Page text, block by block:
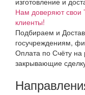
Нам доверяют свои
клиенты!
Подбираем и
госучреждениям,
Оплата по Счёту на
закрывающие